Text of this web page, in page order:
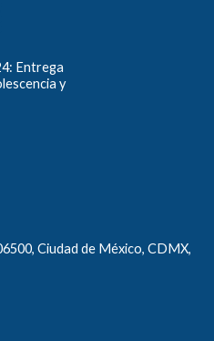
Entrega
y
Ciudad de México, CDMX,